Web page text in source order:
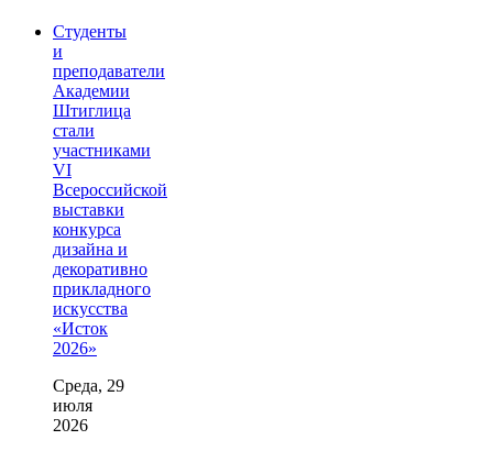
Студенты
и
преподаватели
Академии
Штиглица
стали
участниками
VI
Всероссийской
выставки
конкурса
дизайна и
декоративно
прикладного
искусства
«Исток
2026»
Среда, 29
июля
2026